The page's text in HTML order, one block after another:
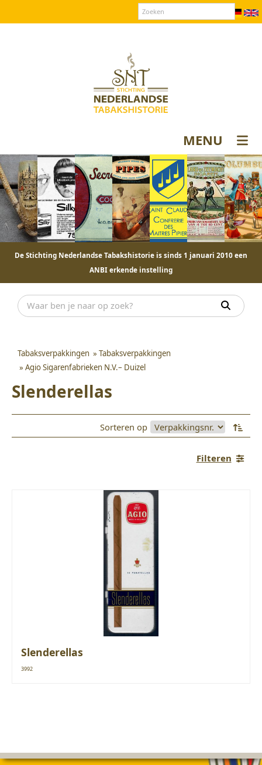
MENU
De Stichting Nederlandse Tabakshistorie is sinds 1 januari 2010 een
ANBI erkende instelling
Tabaksverpakkingen » Tabaksverpakkingen
» Agio Sigarenfabrieken N.V.– Duizel
Slenderellas
Sorteren op
Filteren
Slenderellas
3992